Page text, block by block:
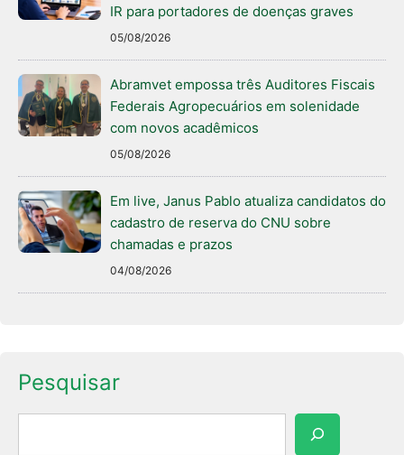
IR para portadores de doenças graves
05/08/2026
Abramvet empossa três Auditores Fiscais
Federais Agropecuários em solenidade
com novos acadêmicos
05/08/2026
Em live, Janus Pablo atualiza candidatos do
cadastro de reserva do CNU sobre
chamadas e prazos
04/08/2026
Pesquisar